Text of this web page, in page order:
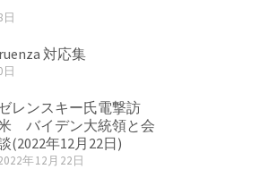
対応集
レンスキー氏電撃訪
バイデン大統領と会
(2022年12月22日)
年12月22日